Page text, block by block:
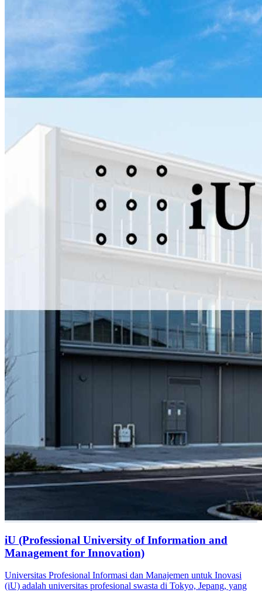
iU (Professional University of Information and
Management for Innovation)
Universitas Profesional Informasi dan Manajemen untuk Inovasi
(iU) adalah universitas profesional swasta di Tokyo, Jepang, yang